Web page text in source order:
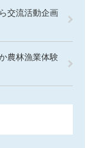
交流活動企画
農林漁業体験